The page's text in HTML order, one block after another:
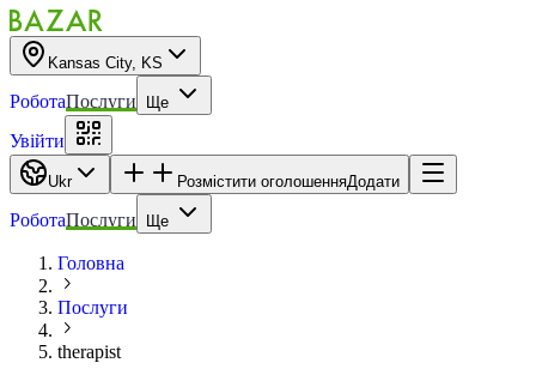
Kansas City, KS
РоботаПослуги Ще
Увійти
Ukr Розмістити оголошенняДодати
РоботаПослуги Ще
Головна
Послуги
therapist